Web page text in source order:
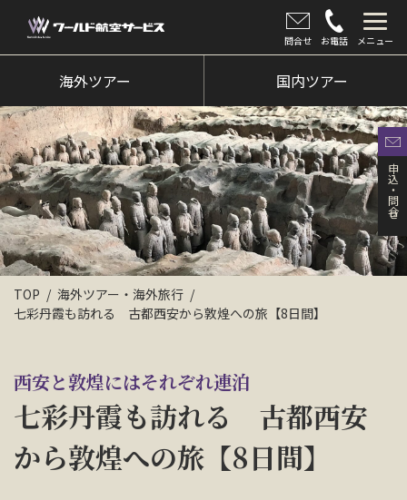
問合せ お電話 メニュー
海外ツアー
国内ツアー
クルーズツアー
ツアー催行状況
旅のひろば
イベント
新着情報
お問い合わせ
海外ツアー 国内ツアー
TOP
海外ツアー・海外旅行
七彩丹霞も訪れる 古都西安から敦煌への旅【8日間】
西安と敦煌にはそれぞれ連泊
七彩丹霞も訪れる 古都西安
から敦煌への旅【8日間】
申込・問合せ